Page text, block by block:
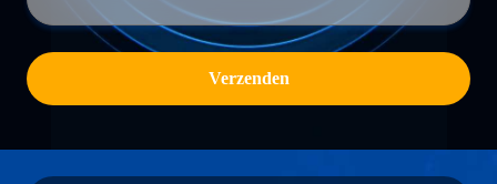
Verzenden